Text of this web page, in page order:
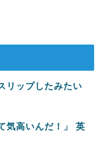
リップしたみたい
気高いんだ！」 英